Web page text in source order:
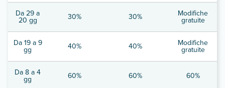
Da 29 a
20 gg 30% 30% Modifiche
gratuite
Da 19 a 9
gg 40% 40% Modifiche
gratuite
Da 8 a 4
gg 60% 60% 60%